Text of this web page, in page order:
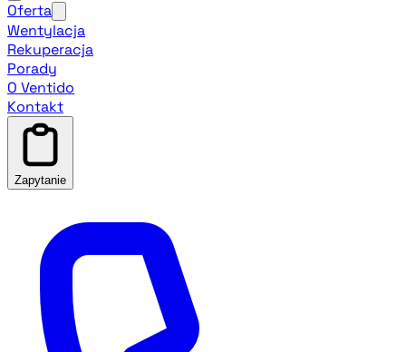
Oferta
Wentylacja
Rekuperacja
Porady
O Ventido
Kontakt
Zapytanie